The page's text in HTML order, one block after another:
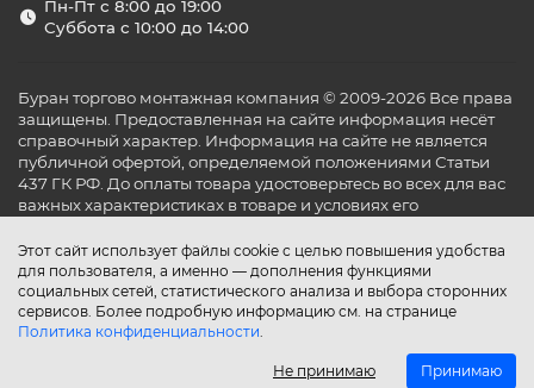
Этот сайт использует файлы cookie с целью повышения удобства
для пользователя, а именно — дополнения функциями
социальных сетей, статистического анализа и выбора сторонних
сервисов. Более подробную информацию см. на странице
Политика конфиденциальности.
Не принимаю Принимаю
Пн-Пт с 8:00 до 19:00
Суббота с 10:00 до 14:00
Буран торгово монтажная компания © 2009-2026 Все права
защищены. Предоставленная на сайте информация несёт
справочный характер. Информация на сайте не является
публичной офертой, определяемой положениями Статьи
437 ГК РФ. До оплаты товара удостоверьтесь во всех для вас
важных характеристиках в товаре и условиях его